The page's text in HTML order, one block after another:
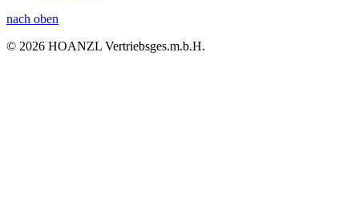
nach oben
© 2026 HOANZL Vertriebsges.m.b.H.